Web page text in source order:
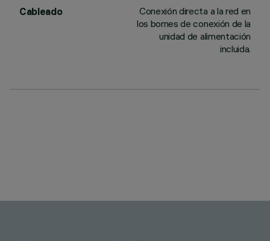
Cableado
Conexión directa a la red en
los bornes de conexión de la
unidad de alimentación
incluida.